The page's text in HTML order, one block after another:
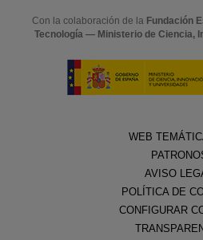
Con la colaboración de la Fundación
Tecnología — Ministerio de Ciencia,
WEB
AVISO
POLÍTICA DE
CONFIGURAR